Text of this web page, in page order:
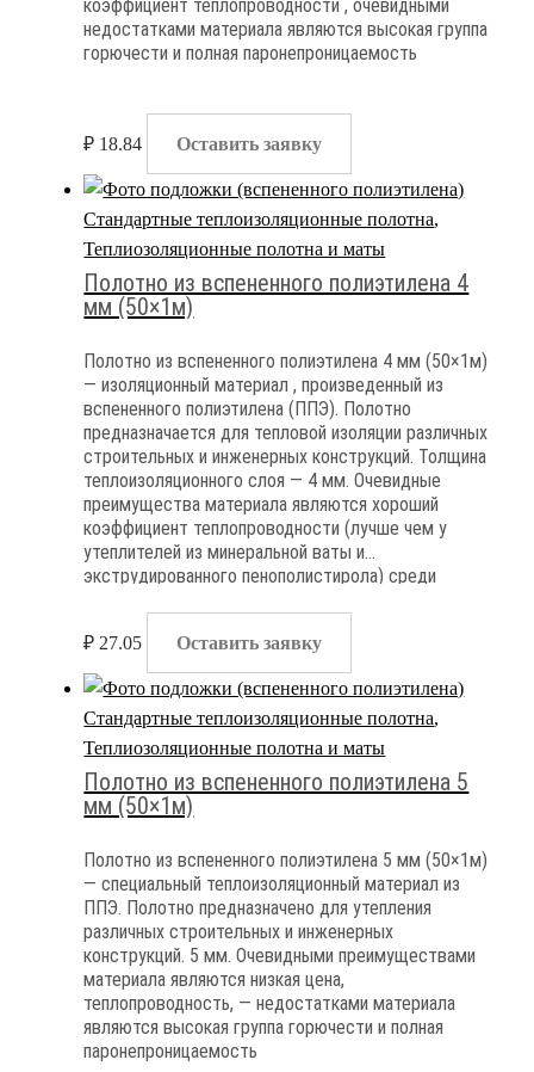
коэффициент теплопроводности , очевидными
недостатками материала являются высокая группа
горючести и полная паронепроницаемость
₽ 18.84 Оставить заявку
Стандартные теплоизоляционные полотна,
Теплиозоляционные полотна и маты
Полотно из вспененного полиэтилена 4
мм (50×1м)
Полотно из вспененного полиэтилена 4 мм (50×1м)
— изоляционный материал , произведенный из
вспененного полиэтилена (ППЭ). Полотно
предназначается для тепловой изоляции различных
строительных и инженерных конструкций. Толщина
теплоизоляционного слоя — 4 мм. Очевидные
преимущества материала являются хороший
коэффициент теплопроводности (лучше чем у
утеплителей из минеральной ваты и
экструдированного пенополистирола) среди
₽ 27.05 Оставить заявку
Стандартные теплоизоляционные полотна,
Теплиозоляционные полотна и маты
Полотно из вспененного полиэтилена 5
мм (50×1м)
Полотно из вспененного полиэтилена 5 мм (50×1м)
— специальный теплоизоляционный материал из
ППЭ. Полотно предназначено для утепления
различных строительных и инженерных
конструкций. 5 мм. Очевидными преимуществами
материала являются низкая цена,
теплопроводность, — недостатками материала
являются высокая группа горючести и полная
паронепроницаемость